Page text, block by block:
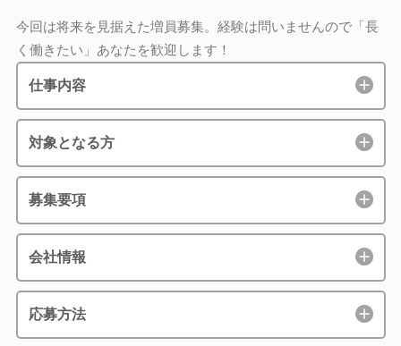
今回は将来を見据えた増員募集。経験は問いませんので「長
く働きたい」あなたを歓迎します！
仕事内容
対象となる方
募集要項
会社情報
応募方法